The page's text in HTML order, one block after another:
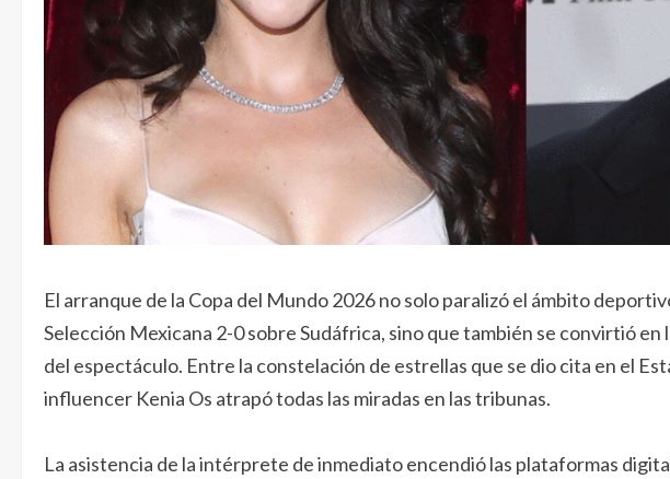
El arranque de la Copa del Mundo 2026 no solo paralizó el ámbito
Selección Mexicana 2-0 sobre Sudáfrica, sino que también se convirtió en
del espectáculo. Entre la constelación de estrellas que se dio cita en el
influencer Kenia Os atrapó todas las miradas en las tribunas.
La asistencia de la intérprete de inmediato encendió las plataformas